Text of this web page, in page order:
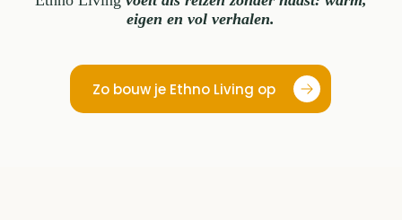
eigen en vol verhalen.
Zo bouw je Ethno Living op